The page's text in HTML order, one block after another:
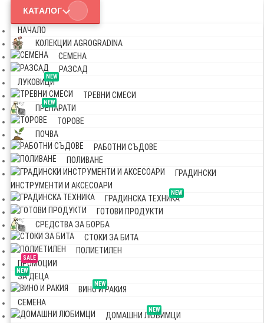
КАТАЛОГ
НАЧАЛО
КОЛЕКЦИИ AGROGRADINA
СЕМЕНА
РАЗСАД
NEW
ЛУКОВИЦИ
ТРЕВНИ СМЕСИ
NEW
ПРЕПАРАТИ
ТОРОВЕ
ПОЧВА
РАБОТНИ СЪДОВЕ
ПОЛИВАНЕ
ГРАДИНСКИ
ИНСТРУМЕНТИ И АКСЕСОАРИ
NEW
ГРАДИНСКА ТЕХНИКА
ГОТОВИ ПРОДУКТИ
СРЕДСТВА ЗА БОРБА
СТОКИ ЗА БИТА
ПОЛИЕТИЛЕН
SALE
ПРОМОЦИИ
NEW
ЗА ДЕЦА
NEW
ВИНО И РАКИЯ
СЕМЕНА
NEW
ДОМАШНИ ЛЮБИМЦИ